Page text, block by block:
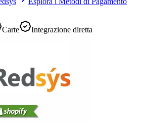
Carte Integrazione diretta